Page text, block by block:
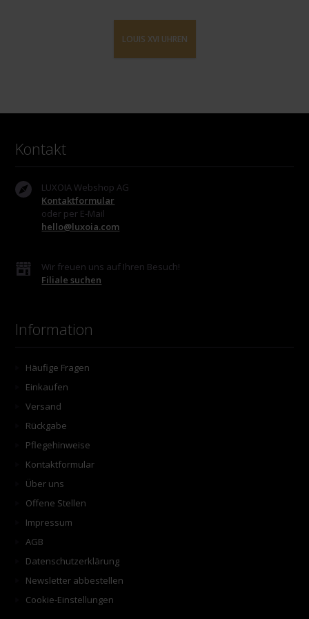
LOUIS XVI UHREN
Kontakt
LUXOIA Webshop AG
Kontaktformular
oder per E-Mail
hello@luxoia.com
Wir freuen uns auf Ihren Besuch!
Filiale suchen
Information
Häufige Fragen
Einkaufen
Versand
Rückgabe
Pflegehinweise
Kontaktformular
Über uns
Offene Stellen
Impressum
AGB
Datenschutzerklärung
Newsletter abbestellen
Cookie-Einstellungen